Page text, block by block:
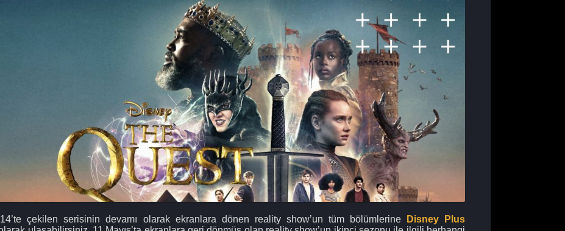
çekilen serisinin devamı olarak ekranlara dönen reality show’un tüm bölümlerine
Disney Plus